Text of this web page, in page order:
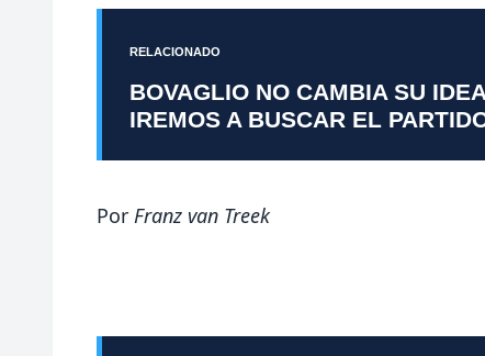
RELACIONADO
BOVAGLIO NO CAMBIA SU
IREMOS A BUSCAR EL
Por Franz van Treek